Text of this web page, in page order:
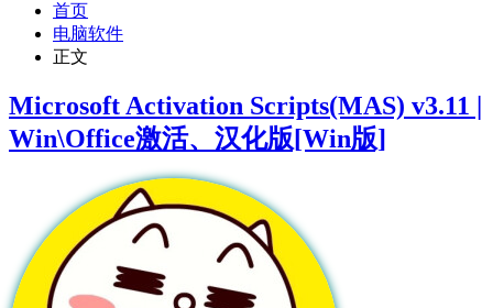
首页
电脑软件
正文
Microsoft Activation Scripts(MAS) v3.11 |
Win\Office激活、汉化版[Win版]